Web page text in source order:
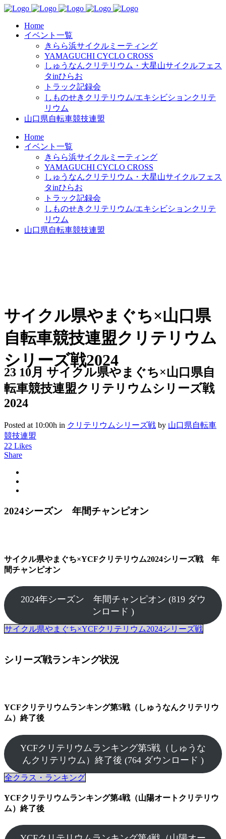
Home
イベント一覧
きらら浜サイクルミーティング
YAMAGUCHI CYCLO CROSS
しゅうなんクリテリウム・大星山サイクルフェス
タinひらお
トラック記録会
しものせきクリテリウム/エキシビションクリテ
リウム
山口県自転車競技連盟
Home
イベント一覧
きらら浜サイクルミーティング
YAMAGUCHI CYCLO CROSS
しゅうなんクリテリウム・大星山サイクルフェス
タinひらお
トラック記録会
しものせきクリテリウム/エキシビションクリテ
リウム
山口県自転車競技連盟
サイクル県やまぐち×山口県
自転車競技連盟クリテリウム
シリーズ戦2024
23 10月 サイクル県やまぐち×山口県自
転車競技連盟クリテリウムシリーズ戦
2024
Posted at 10:00h in クリテリウムシリーズ戦 by 山口県自転車
競技連盟
22 Likes
Share
2024シーズン 年間チャンピオン
サイクル県やまぐち×YCFクリテリウム2024シリーズ戦 年
間チャンピオン
2024年シーズン 年間チャンピオン (819 ダウ
ンロード )
サイクル県やまぐち×YCFクリテリウム2024シリーズ戦
シリーズ戦ランキング状況
YCFクリテリウムランキング第5戦（しゅうなんクリテリウ
ム）終了後
YCFクリテリウムランキング第5戦（しゅうな
んクリテリウム）終了後 (764 ダウンロード )
全クラス・ランキング
YCFクリテリウムランキング第4戦（山陽オートクリテリウ
ム）終了後